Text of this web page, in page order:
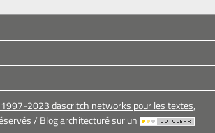
2023 dascritch networks pour les textes,
/ Blog architecturé sur un